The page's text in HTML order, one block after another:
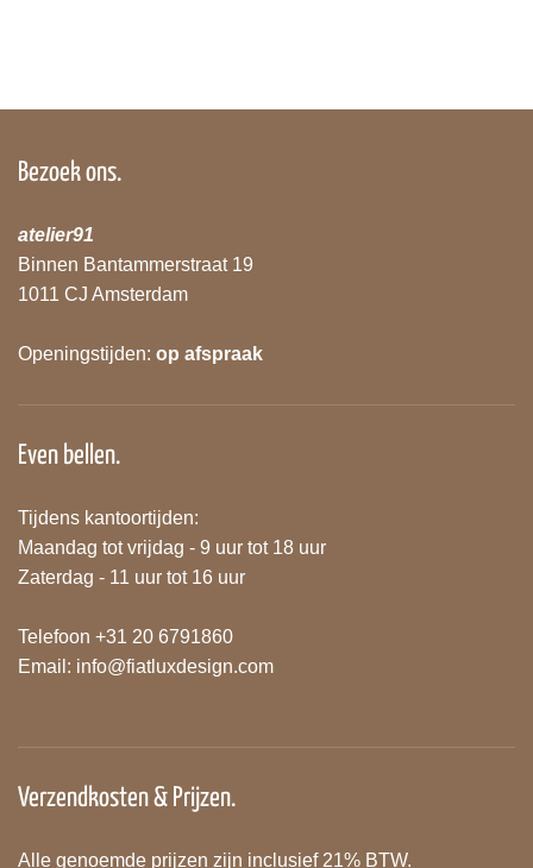
Bezoek ons.
atelier91
Binnen Bantammerstraat 19
1011 CJ Amsterdam
Openingstijden: op afspraak
Even bellen.
Tijdens kantoortijden:
Maandag tot vrijdag - 9 uur tot 18 uur
Zaterdag - 11 uur tot 16 uur
Telefoon +31 20 6791860
Email: info@fiatluxdesign.com
Verzendkosten & Prijzen.
Alle genoemde prijzen zijn inclusief 21% BTW.